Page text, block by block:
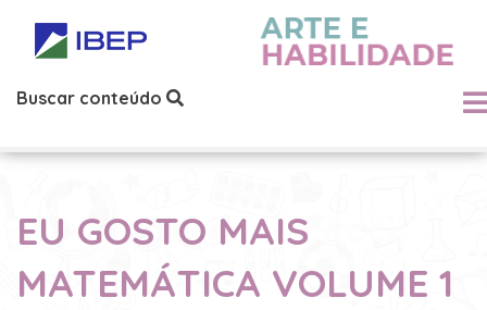
Buscar conteúdo
EU GOSTO MAIS
MATEMÁTICA VOLUME 1